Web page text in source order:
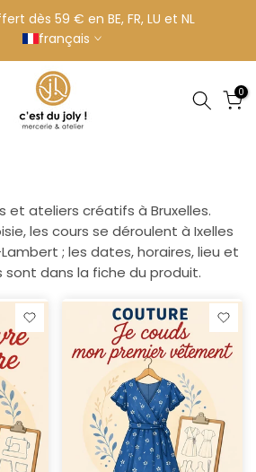
dès 59 € en BE, FR, LU et NL
français
0
et ateliers créatifs à Bruxelles.
les cours se déroulent à Ixelles
; les dates, horaires, lieu et
dans la fiche du produit.